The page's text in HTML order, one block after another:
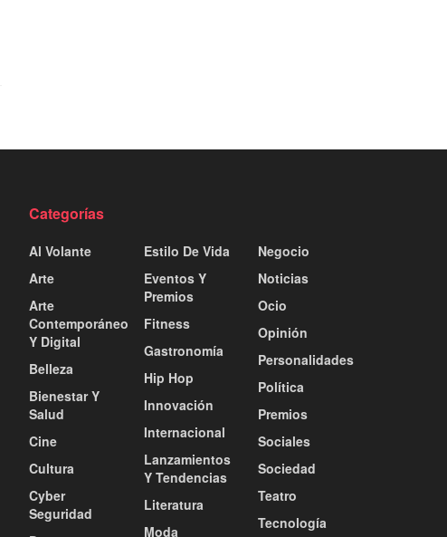
Categorías
Al Volante
Arte
Arte
Contemporáneo
Y Digital
Belleza
Bienestar Y
Salud
Cine
Cultura
Cyber
Seguridad
Estilo De Vida
Eventos Y
Premios
Fitness
Gastronomía
Hip Hop
Innovación
Internacional
Lanzamientos
Y Tendencias
Literatura
Moda
Negocio
Noticias
Ocio
Opinión
Personalidades
Política
Premios
Sociales
Sociedad
Teatro
Tecnología